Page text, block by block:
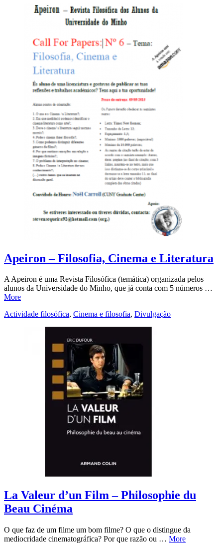
Apeiron – Filosofia, Cinema e Literatura
A Apeiron é uma Revista Filosófica (temática) organizada pelos
alunos da Universidade do Minho, que já conta com 5 números …
More
Actividade filosófica, Cinema e filosofia, Divulgação
La Valeur d’un Film – Philosophie du
Beau Cinéma
O que faz de um filme um bom filme? O que o distingue da
mediocridade cinematográfica? Por que razão ou … More